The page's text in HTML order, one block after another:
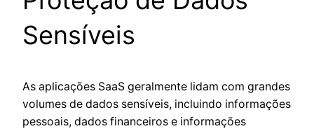
Sensíveis
As aplicações SaaS geralmente lidam com grandes
volumes de dados sensíveis, incluindo informações
pessoais, dados financeiros e informações